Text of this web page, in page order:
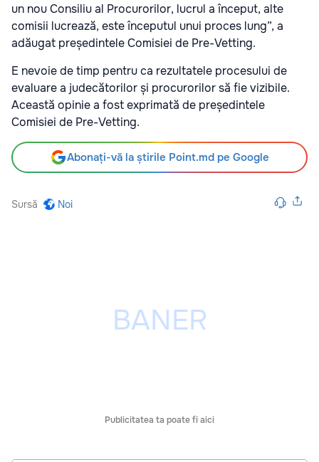
un nou Consiliu al Procurorilor, lucrul a început, alte
comisii lucrează, este începutul unui proces lung”, a
adăugat președintele Comisiei de Pre-Vetting.
E nevoie de timp pentru ca rezultatele procesului de
evaluare a judecătorilor și procurorilor să fie vizibile.
Această opinie a fost exprimată de președintele
Comisiei de Pre-Vetting.
Abonați-vă la știrile Point.md pe Google
Sursă Noi
Publicitatea ta poate fi aici